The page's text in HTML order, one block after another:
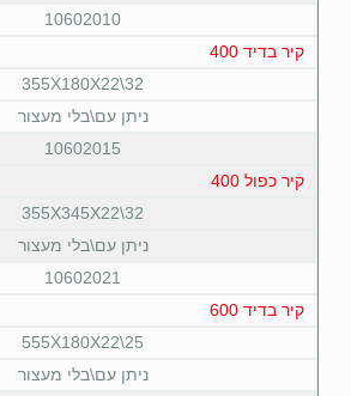
10602010
קיר בדיד 400
355X180X22\32
ניתן עם\בלי מעצור
10602015
קיר כפול 400
355X345X22\32
ניתן עם\בלי מעצור
10602021
קיר בדיד 600
555X180X22\25
ניתן עם\בלי מעצור